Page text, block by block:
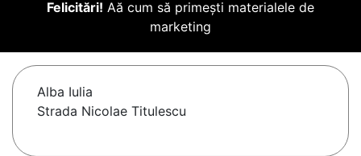
Felicitări! Aă cum să primești materialele de
marketing
Alba Iulia
Strada Nicolae Titulescu